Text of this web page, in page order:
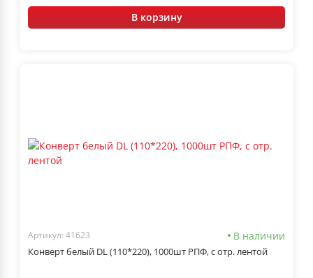
В корзину
Артикул: 41623 В наличии
Конверт белый DL (110*220), 1000шт РПФ, с отр. лентой